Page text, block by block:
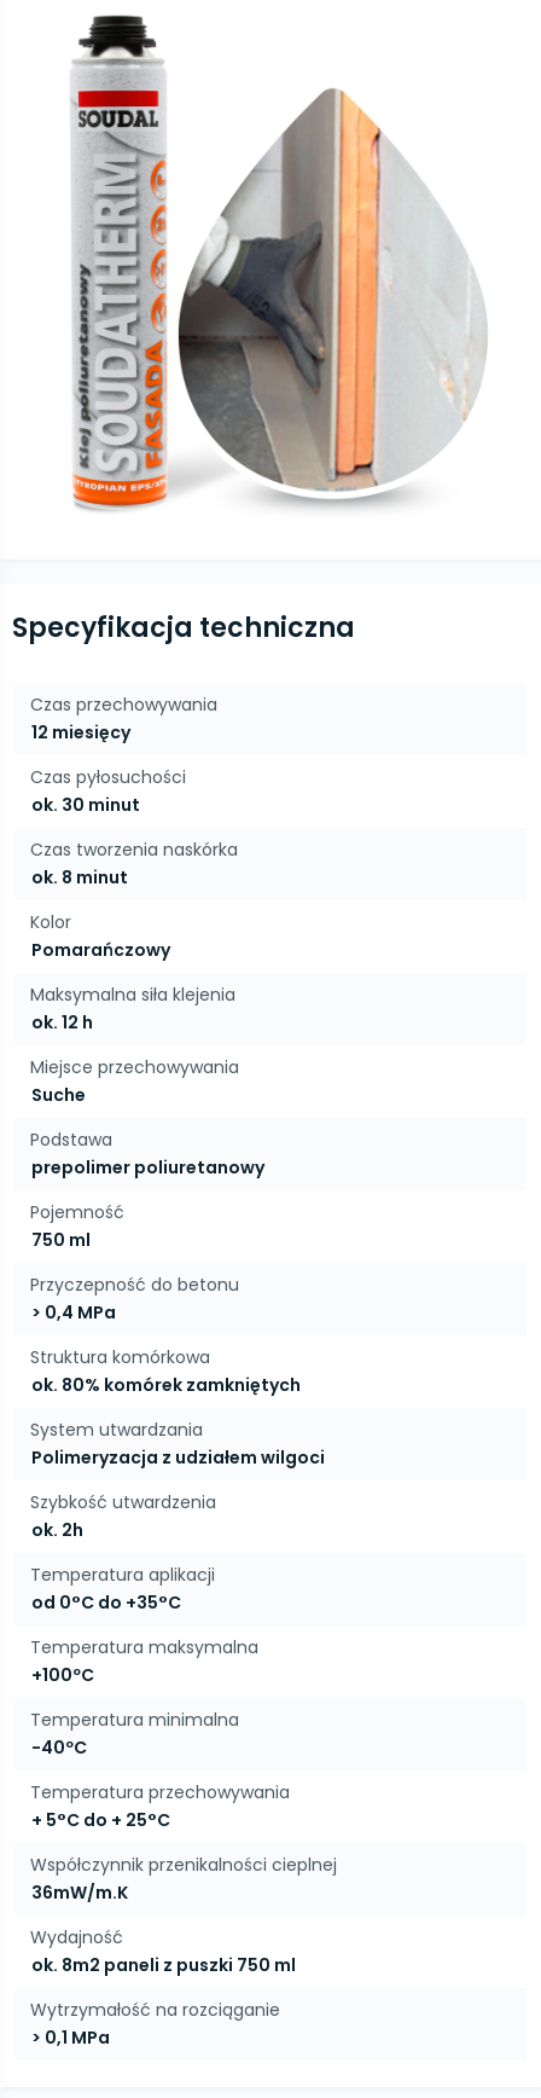
Specyfikacja techniczna
Czas przechowywania
12 miesięcy
Czas pyłosuchości
ok. 30 minut
Czas tworzenia naskórka
ok. 8 minut
Kolor
Pomarańczowy
Maksymalna siła klejenia
ok. 12 h
Miejsce przechowywania
Suche
Podstawa
prepolimer poliuretanowy
Pojemność
750 ml
Przyczepność do betonu
> 0,4 MPa
Struktura komórkowa
ok. 80% komórek zamkniętych
System utwardzania
Polimeryzacja z udziałem wilgoci
Szybkość utwardzenia
ok. 2h
Temperatura aplikacji
od 0°C do +35°C
Temperatura maksymalna
+100ºC
Temperatura minimalna
-40ºC
Temperatura przechowywania
+ 5°C do + 25°C
Współczynnik przenikalności cieplnej
36mW/m.K
Wydajność
ok. 8m2 paneli z puszki 750 ml
Wytrzymałość na rozciąganie
> 0,1 MPa